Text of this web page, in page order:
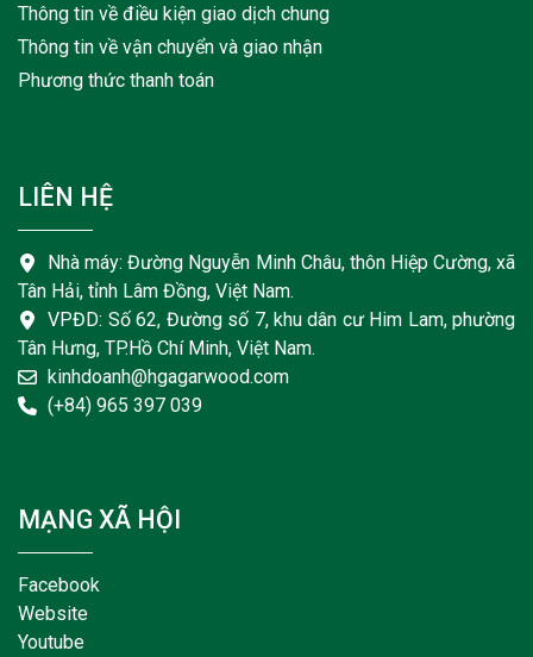
Thông tin về điều kiện giao dịch chung
Thông tin về vận chuyển và giao nhận
Phương thức thanh toán
LIÊN HỆ
Nhà máy: Đường Nguyễn Minh Châu, thôn Hiệp Cường, xã
Tân Hải, tỉnh Lâm Đồng, Việt Nam.
VPĐD: Số 62, Đường số 7, khu dân cư Him Lam, phường
Tân Hưng, TP.Hồ Chí Minh, Việt Nam.
kinhdoanh@hgagarwood.com
(+84) 965 397 039
MẠNG XÃ HỘI
Facebook
Website
Youtube